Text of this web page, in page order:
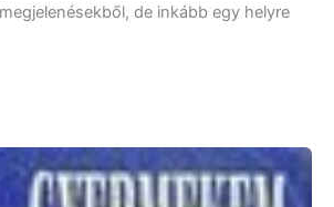
de inkább egy helyre